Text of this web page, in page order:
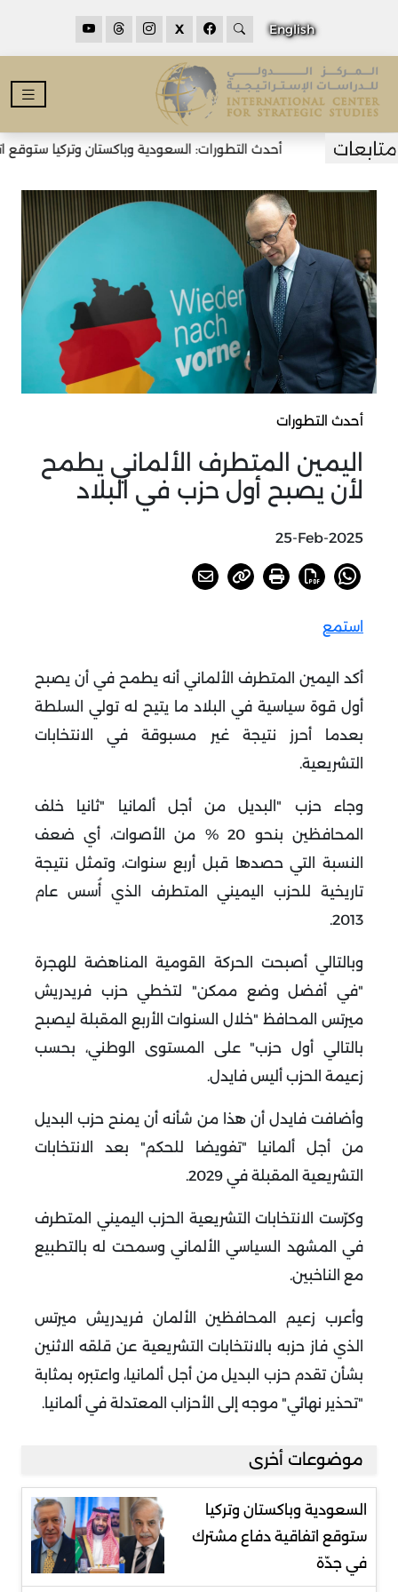
English
X
أحدث التطورات: السعودية وباكستان وتركيا ستوقع
أحدث التطورات
اليمين المتطرف الألماني يطمح
لأن يصبح أول حزب في البلاد
25-Feb-2025
استمع
أكد اليمين المتطرف الألماني أنه يطمح في أن يصبح
أول قوة سياسية في البلاد ما يتيح له تولي السلطة
بعدما أحرز نتيجة غير مسبوقة في الانتخابات
التشريعية.
وجاء حزب "البديل من أجل ألمانيا "ثانيا خلف
المحافظين بنحو 20 % من الأصوات، أي ضعف
النسبة التي حصدها قبل أربع سنوات، وتمثل نتيجة
تاريخية للحزب اليميني المتطرف الذي أُسس عام
2013
.
وبالتالي أصبحت الحركة القومية المناهضة للهجرة
"في أفضل وضع ممكن" لتخطي حزب فريدريش
ميرتس المحافظ "خلال السنوات الأربع المقبلة ليصبح
بالتالي أول حزب" على المستوى الوطني، بحسب
زعيمة الحزب أليس فايدل.
وأضافت فايدل أن هذا من شأنه أن يمنح حزب البديل
من أجل ألمانيا "تفويضا للحكم" بعد الانتخابات
التشريعية المقبلة في 2029
.
وكرّست الانتخابات التشريعية الحزب اليميني المتطرف
في المشهد السياسي الألماني وسمحت له بالتطبيع
مع الناخبين.
وأعرب زعيم المحافظين الألمان فريدريش ميرتس
الذي فاز حزبه بالانتخابات التشريعية عن قلقه الاثنين
بشأن تقدم حزب البديل من أجل ألمانيا، واعتبره بمثابة
"تحذير نهائي" موجه إلى الأحزاب المعتدلة في ألمانيا.
موضوعات أخرى
السعودية وباكستان وتركيا
ستوقع اتفاقية دفاع مشترك
في جدّة